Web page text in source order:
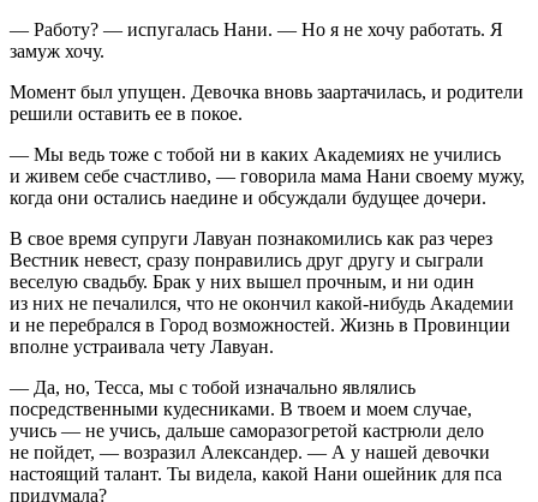
— Работу? — испугалась Нани. — Но я не хочу работать. Я
замуж хочу.
Момент был упущен. Девочка вновь заартачилась, и родители
решили оставить ее в покое.
— Мы ведь тоже с тобой ни в каких Академиях не учились
и живем себе счастливо, — говорила мама Нани своему мужу,
когда они остались наедине и обсуждали будущее дочери.
В свое время супруги Лавуан познакомились как раз через
Вестник невест, сразу понравились друг другу и сыграли
веселую свадьбу. Брак у них вышел прочным, и ни один
из них не печалился, что не окончил какой-нибудь Академии
и не перебрался в Город возможностей. Жизнь в Провинции
вполне устраивала чету Лавуан.
— Да, но, Тесса, мы с тобой изначально являлись
посредственными кудесниками. В твоем и моем случае,
учись — не учись, дальше саморазогретой кастрюли дело
не пойдет, — возразил Александер. — А у нашей девочки
настоящий талант. Ты видела, какой Нани ошейник для пса
придумала?